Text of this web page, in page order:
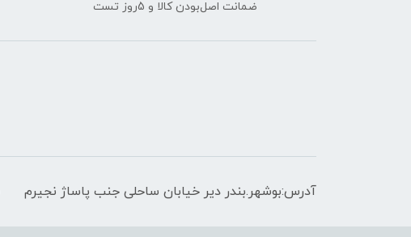
ضمانت اصل‌بودن کالا و 5روز تست
آدرس:بوشهر.بندر دیر خیابان ساحلی جنب پاساژ نجیرم